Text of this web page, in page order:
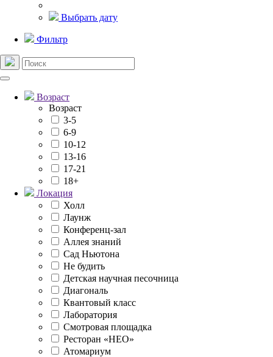
Выбрать дату
Фильтр
Возраст
Возраст
3-5
6-9
10-12
13-16
17-21
18+
Локация
Холл
Лаунж
Конференц-зал
Аллея знаний
Сад Ньютона
Не будить
Детская научная песочница
Диагональ
Квантовый класс
Лаборатория
Смотровая площадка
Ресторан «НЕО»
Атомариум